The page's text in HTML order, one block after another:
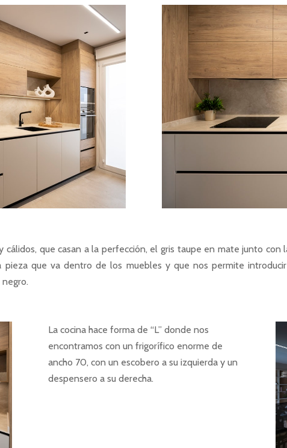
que casan a la perfección, el gris taupe en mate junto
pieza que va dentro de los muebles y que nos permite
La cocina hace forma de “L” donde nos
encontramos con un frigorífico enorme de
ancho 70, con un escobero a su izquierda y un
despensero a su derecha.